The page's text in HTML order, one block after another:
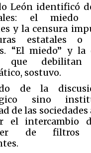
León identificó
el miedo
y la censura
estatales o
“El miedo” y la
que
sostuvo.
de la
sino
de las
el intercambio
de filtros